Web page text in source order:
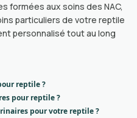
formées aux soins des NAC,
particuliers de votre reptile
personnalisé tout au long
reptile ?
pour reptile ?
pour votre reptile ?